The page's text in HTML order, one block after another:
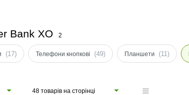
Bank XO 2
(17) Телефони кнопкові (49) Планшети (11)
48 товарів на сторінці